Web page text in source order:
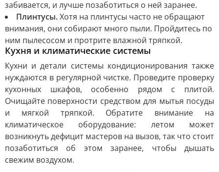
забивается, и лучше позаботиться о ней заранее.
Плинтусы.Хотя на плинтусы часто не обращают
внимания, они собирают много пыли. Пройдитесь по
ним пылесосом и протрите влажной тряпкой.
Кухня и климатические системы
Кухни и детали системы кондиционирования также
нуждаются в регулярной чистке. Проведите проверку
кухонных шкафов, особенно рядом с плитой.
Очищайте поверхности средством для мытья посуды
и мягкой тряпкой. Обратите внимание на
климатическое оборудование: летом может
возникнуть дефицит мастеров на вызов, так что стоит
позаботиться об этом заранее, чтобы дышать
свежим воздухом.